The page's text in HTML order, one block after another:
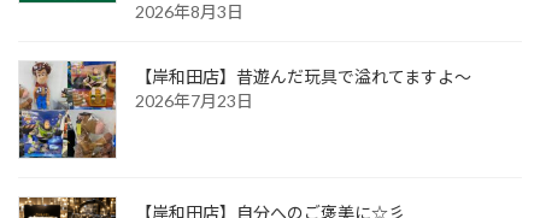
2026年8月3日
【岸和田店】昔遊んだ玩具で溢れてますよ～
2026年7月23日
【岸和田店】自分へのご褒美に☆彡